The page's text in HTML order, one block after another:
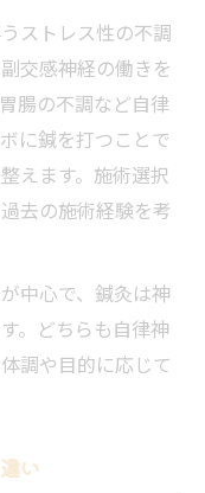
ストレス性の不調
交感神経の働きを
腸の不調など自律
に鍼を打つことで
えます。施術選択
去の施術経験を考
中心で、鍼灸は神
。どちらも自律神
調や目的に応じて
い